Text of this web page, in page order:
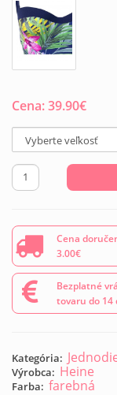
Cena:39.90€
Cena
3.00€
Bezplatné
tovaru do 14
Kategória:
Výrobca: Heine
Farba: farebná